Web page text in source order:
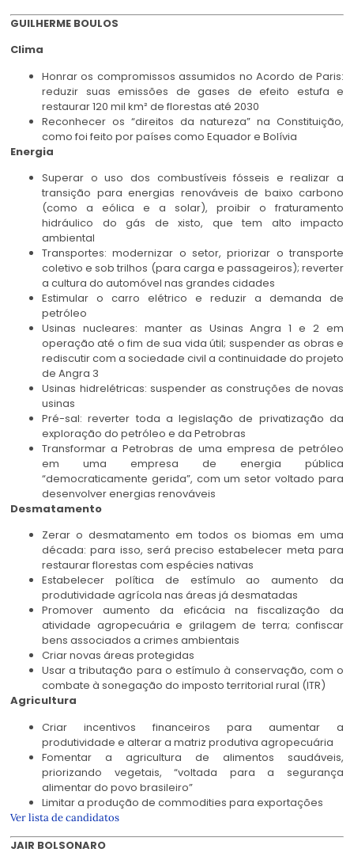
GUILHERME BOULOS
Clima
Honrar os compromissos assumidos no Acordo de Paris:
reduzir suas emissões de gases de efeito estufa e
restaurar 120 mil km² de florestas até 2030
Reconhecer os “direitos da natureza” na Constituição,
como foi feito por países como Equador e Bolívia
Energia
Superar o uso dos combustíveis fósseis e realizar a
transição para energias renováveis de baixo carbono
(como a eólica e a solar), proibir o fraturamento
hidráulico do gás de xisto, que tem alto impacto
ambiental
Transportes: modernizar o setor, priorizar o transporte
coletivo e sob trilhos (para carga e passageiros); reverter
a cultura do automóvel nas grandes cidades
Estimular o carro elétrico e reduzir a demanda de
petróleo
Usinas nucleares: manter as Usinas Angra 1 e 2 em
operação até o fim de sua vida útil; suspender as obras e
rediscutir com a sociedade civil a continuidade do projeto
de Angra 3
Usinas hidrelétricas: suspender as construções de novas
usinas
Pré-sal: reverter toda a legislação de privatização da
exploração do petróleo e da Petrobras
Transformar a Petrobras de uma empresa de petróleo
em uma empresa de energia pública
“democraticamente gerida”, com um setor voltado para
desenvolver energias renováveis
Desmatamento
Zerar o desmatamento em todos os biomas em uma
década: para isso, será preciso estabelecer meta para
restaurar florestas com espécies nativas
Estabelecer política de estímulo ao aumento da
produtividade agrícola nas áreas já desmatadas
Promover aumento da eficácia na fiscalização da
atividade agropecuária e grilagem de terra; confiscar
bens associados a crimes ambientais
Criar novas áreas protegidas
Usar a tributação para o estímulo à conservação, com o
combate à sonegação do imposto territorial rural (ITR)
Agricultura
Criar incentivos financeiros para aumentar a
produtividade e alterar a matriz produtiva agropecuária
Fomentar a agricultura de alimentos saudáveis,
priorizando vegetais, “voltada para a segurança
alimentar do povo brasileiro”
Limitar a produção de commodities para exportações
Ver lista de candidatos
JAIR BOLSONARO